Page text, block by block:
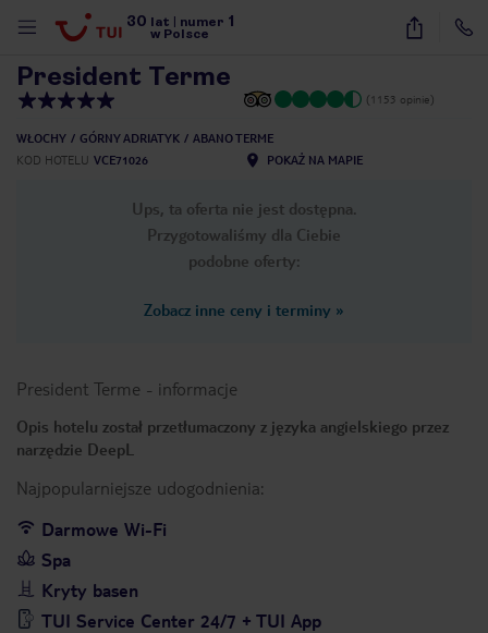
30 lat numer 1
w Polsce
27
President Terme
(1153 opinie)
WŁOCHY GÓRNY ADRIATYK
ABANO TERME
KOD HOTELU VCE71026 POKAŻ NA MAPIE
Ups, ta oferta nie jest dostępna.
Przygotowaliśmy dla Ciebie
podobne oferty:
Zobacz inne ceny i terminy »
President Terme - informacje
Opis hotelu został przetłumaczony z języka angielskiego przez
narzędzie DeepL
Najpopularniejsze udogodnienia:
Darmowe Wi-Fi
Spa
Kryty basen
TUI Service Center 24/7 + TUI App